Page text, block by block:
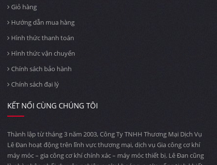
Giỏ hàng
Hướng dẫn mua hàng
Hình thức thanh toán
Hình thức vận chuyển
Chính sách bảo hành
Chính sách đại lý
KẾT NỐI CÙNG CHÚNG TÔI
Thành lập từ tháng 3 năm 2003, Công Ty TNHH Thương Mại Dịch Vụ
Lê Đan hoạt động trên lĩnh vực thương mại, dịch vụ Gia công cơ khí
máy móc – gia công cơ khí chính xác – máy móc thiết bị. Lê Đan cũng